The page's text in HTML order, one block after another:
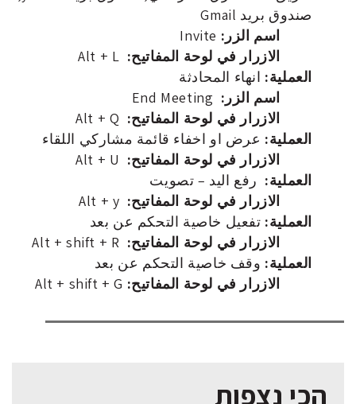
صندوق بريد Gmail
اسم الزر:
الازرار في لوحة المفاتيح:
العملية: انهاء المحادثة
اسم الزر:
الازرار في لوحة المفاتيح:
العملية: عرض او اخفاء قائمة مشاركي اللقاء
الازرار في لوحة المفاتيح:
العملية: رفع اليد – تصويت
الازرار في لوحة المفاتيح:
العملية: تفعيل خاصية التحكم عن بعد
الازرار في لوحة المفاتيح:
العملية: وقف خاصية التحكم عن بعد
الازرار في لوحة المفاتيح: Alt + shift + G
הכי נצפות